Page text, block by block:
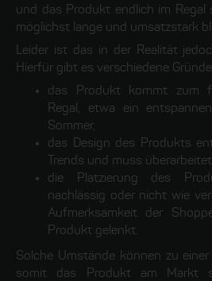
und das Produkt endlich im
möglichst lange und umsatzstark
Leider ist das in der Realität
Hierfür gibt es verschiedene
das Produkt kommt zum
Regal, etwa ein
Sommer,
das Design des Produkts
Trends und muss
die Platzierung des
nachlässig oder nicht wie
Aufmerksamkeit der
Produkt gelenkt.
Solche Umstände können zu
somit das Produkt am Markt